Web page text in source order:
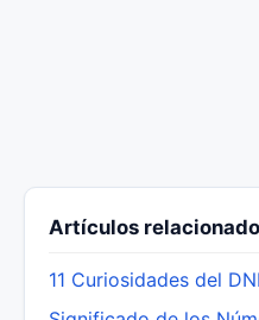
Artículos
11 Curiosidades del